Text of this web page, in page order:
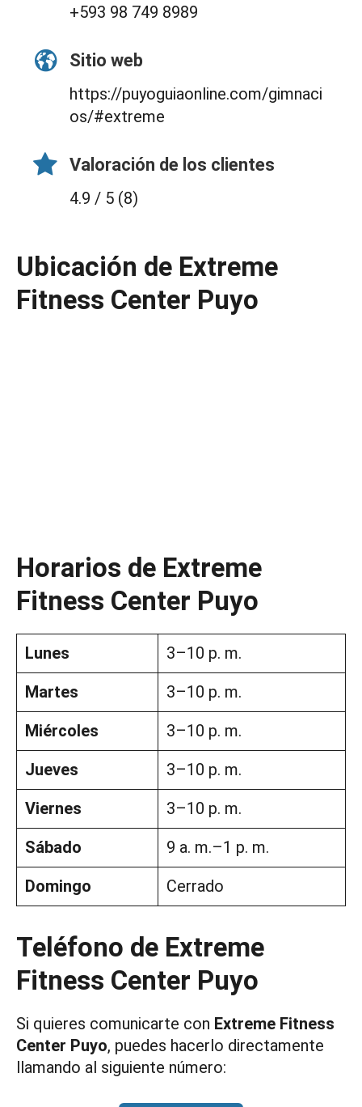
+593 98 749 8989
Sitio web
https://puyoguiaonline.com/gimnaci
os/#extreme
Valoración de los clientes
4.9 / 5 (8)
Ubicación de Extreme
Fitness Center Puyo
Horarios de Extreme
Fitness Center Puyo
Lunes
3–10 p. m.
Martes
3–10 p. m.
Miércoles
3–10 p. m.
Jueves
3–10 p. m.
Viernes
3–10 p. m.
Sábado
9 a. m.–1 p. m.
Domingo
Cerrado
Teléfono de Extreme
Fitness Center Puyo
Si quieres comunicarte con Extreme Fitness
Center Puyo, puedes hacerlo directamente
llamando al siguiente número: